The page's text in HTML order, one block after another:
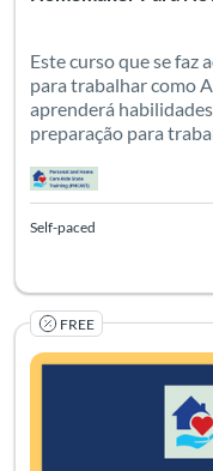
Este curso que se faz
para trabalhar como
aprenderá
preparação para
Self-paced
FREE
Para profesionales
Listing Catalog: PHCAST
Listing Date: Self-paced